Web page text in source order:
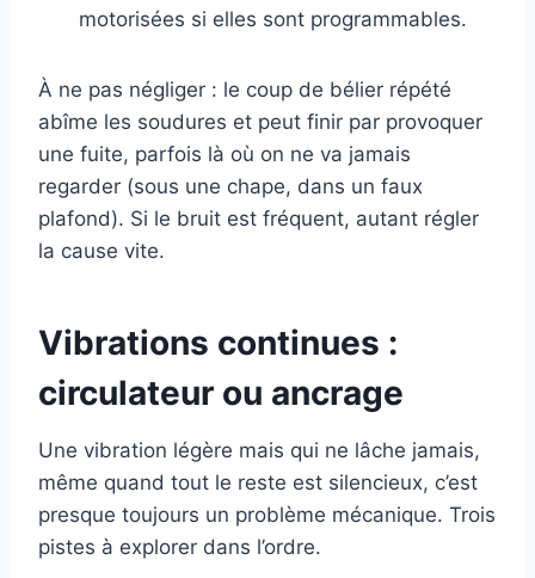
motorisées si elles sont programmables.
À ne pas négliger : le coup de bélier répété
abîme les soudures et peut finir par provoquer
une fuite, parfois là où on ne va jamais
regarder (sous une chape, dans un faux
plafond). Si le bruit est fréquent, autant régler
la cause vite.
Vibrations continues :
circulateur ou ancrage
Une vibration légère mais qui ne lâche jamais,
même quand tout le reste est silencieux, c’est
presque toujours un problème mécanique. Trois
pistes à explorer dans l’ordre.